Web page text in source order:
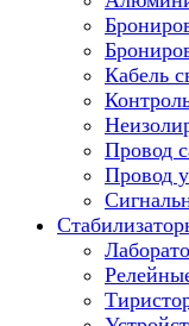
Кабель
Провод
Провод